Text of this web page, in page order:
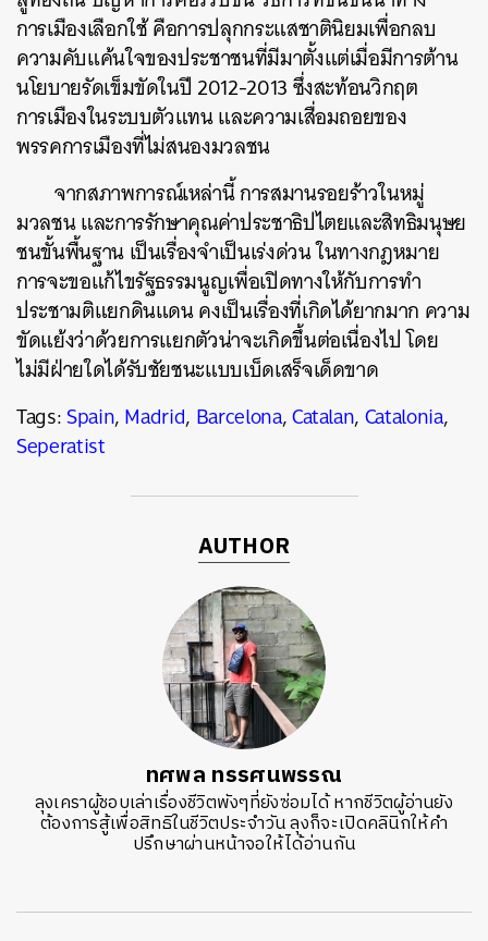
การเมืองเลือกใช้ คือการปลุกกระแสชาตินิยมเพื่อกลบ
ความคับแค้นใจของประชาชนที่มีมาตั้งแต่เมื่อมีการต้าน
นโยบายรัดเข็มขัดในปี 2012-2013 ซึ่งสะท้อนวิกฤต
การเมืองในระบบตัวแทน และความเสื่อมถอยของ
พรรคการเมืองที่ไม่สนองมวลชน
จากสภาพการณ์เหล่านี้ การสมานรอยร้าวในหมู่
มวลชน และการรักษาคุณค่าประชาธิปไตยและสิทธิมนุษย
ชนขั้นพื้นฐาน เป็นเรื่องจำเป็นเร่งด่วน ในทางกฎหมาย
การจะขอแก้ไขรัฐธรรมนูญเพื่อเปิดทางให้กับการทำ
ประชามติแยกดินแดน คงเป็นเรื่องที่เกิดได้ยากมาก ความ
ขัดแย้งว่าด้วยการแยกตัวน่าจะเกิดขึ้นต่อเนื่องไป โดย
ไม่มีฝ่ายใดได้รับชัยชนะแบบเบ็ดเสร็จเด็ดขาด
Tags:Spain,Madrid, Barcelona,Catalan,Catalonia,
Seperatist
AUTHOR
ทศพล ทรรศนพรรณ
ลุงเคราผู้ชอบเล่าเรื่องชีวิตพังๆที่ยังซ่อมได้ หากชีวิตผู้อ่านยัง
ต้องการสู้เพื่อสิทธิในชีวิตประจำวัน ลุงก็จะเปิดคลินิกให้คำ
ปรึกษาผ่านหน้าจอให้ได้อ่านกัน